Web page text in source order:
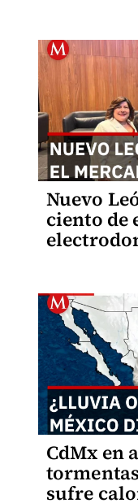
Nuevo
ciento de
CdMx en
sufre